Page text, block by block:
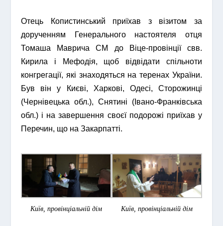
Отець Копистинський приїхав з візитом за
дорученням Генерального настоятеля отця
Томаша Маврича СМ до Віце-провінції свв.
Кирила і Мефодія, щоб відвідати спільноти
конгрегації, які знаходяться на теренах України.
Був він у Києві, Харкові, Одесі, Сторожинці
(Чернівецька обл.), Снятині (Івано-Франківська
обл.) і на завершення своєї подорожі приїхав у
Перечин, що на Закарпатті.
Київ, провінціальній дім Київ, провінціальній дім